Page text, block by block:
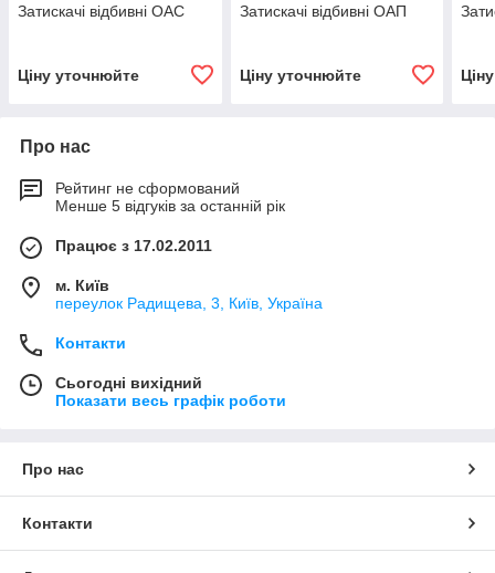
Затискачі відбивні ОАС
Ціну уточнюйте
Затискачі відбивні ОАП
Ціну уточнюйте
Про нас
Рейтинг не сформований
Менше 5 відгуків за останній рік
Працює з 17.02.2011
м. Київ
переулок Радищева, 3, Київ, Україна
Контакти
Сьогодні вихідний
Показати весь графік роботи
Про нас
Контакти